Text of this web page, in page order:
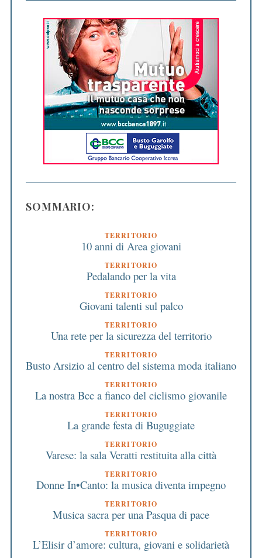
SOMMARIO:
TERRITORIO
10 anni di Area giovani
TERRITORIO
Pedalando per la vita
TERRITORIO
Giovani talenti sul palco
TERRITORIO
Una rete per la sicurezza del territorio
TERRITORIO
Busto Arsizio al centro del sistema moda italiano
TERRITORIO
La nostra Bcc a fianco del ciclismo giovanile
TERRITORIO
La grande festa di Buguggiate
TERRITORIO
Varese: la sala Veratti restituita alla città
TERRITORIO
Donne In•Canto: la musica diventa impegno
TERRITORIO
Musica sacra per una Pasqua di pace
TERRITORIO
L’Elisir d’amore: cultura, giovani e solidarietà